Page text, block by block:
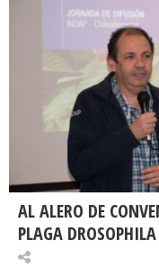
AL ALERO DE
PLAGA